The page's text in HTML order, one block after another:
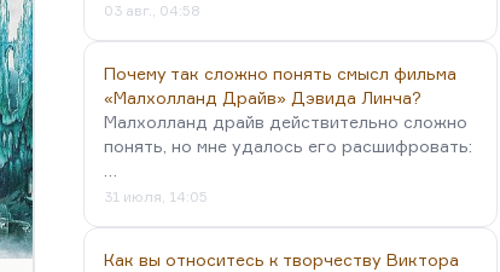
03 авг., 04:58
Почему так сложно понять смысл фильма
«Малхолланд Драйв» Дэвида Линча?
Малхолланд драйв действительно сложно
понять, но мне удалось его расшифровать:
31 июля, 14:05
Как вы относитесь к творчеству Виктора